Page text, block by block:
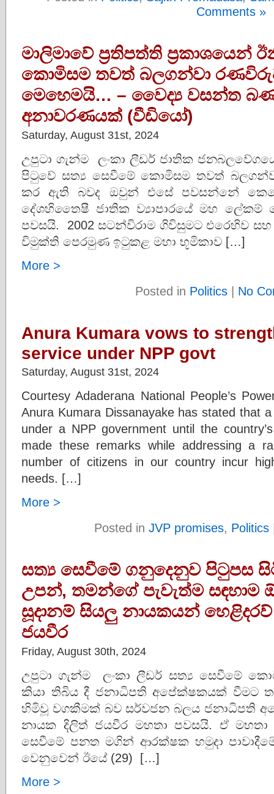
Comments »
මාලිමාවේ ප්‍රතිපත්ති ප්‍රකාශයෙන්
කොමිසම තවත් බලගන්වා
මෙහෙමයි… – වෛද්‍ය වසන්ත
අනාවරණයක් (වීඩියෝ)
Saturday, August 31st, 2024
උපුටා ගැන්ම ලංකා ලීඩර් ජාතික
පිටුවේ සත්‍ය සෙවීමේ කොමිසම තවත්
කර ඇති බවද ඔවුන් එසේ පවසන්නේ
දේශහිතෛෂී ජාතික ව්‍යාපාරයේ මහ ලේකම්
පවසයි. 2002 සටන්විරාම ගිවිසුමට එරෙහිව සහ
විමුක්ති පෙරමුණ ඉටුකළ මහා භූමිකාව […]
More >
Posted in Politics | No
Anura Kumara vows to
service under NPP govt
Saturday, August 31st, 2024
Courtesy Adaderana National People’s
Anura Kumara Dissanayake has stated that
under a NPP government until the
made these remarks while addressing a
number of citizens in our country incur
needs. […]
More >
Posted in JVP promises, Politics
සත්‍ය සෙවීමේ ගනුදෙනුව පිටුපස
උපන්, තමන්ගේ පැවැත්ම සඳහාම
සූදානම් සියලු නායකයන්
ජයවීර
Friday, August 30th, 2024
උපුටා ගැන්ම ලංකා ලීඩර් සත්‍ය සෙවීමේ
කියා තිබිය දී ජනාධිපති අපේක්ෂකයක් වීමට
හිමිවූ වගකීමක් බව සර්වජන බලය ජනාධිපති
නායක දිලිත් ජයවීර මහතා පවසයි. ඒ මහතා
සෙවීමේ පනත මගින් ආරක්ෂක හමුදා
වෙනුවෙන් ඊයේ (29) […]
More >